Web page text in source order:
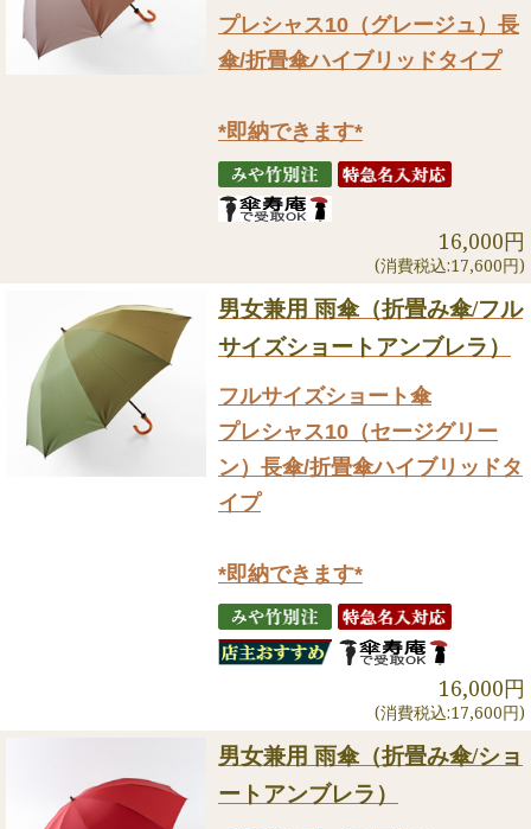
プレシャス10（グレージュ）長
傘/折畳傘ハイブリッドタイプ
*即納できます*
16,000円
(消費税込:17,600円)
男女兼用 雨傘（折畳み傘/フル
サイズショートアンブレラ）
フルサイズショート傘
プレシャス10（セージグリー
ン）長傘/折畳傘ハイブリッドタ
イプ
*即納できます*
16,000円
(消費税込:17,600円)
男女兼用 雨傘（折畳み傘/ショ
ートアンブレラ）